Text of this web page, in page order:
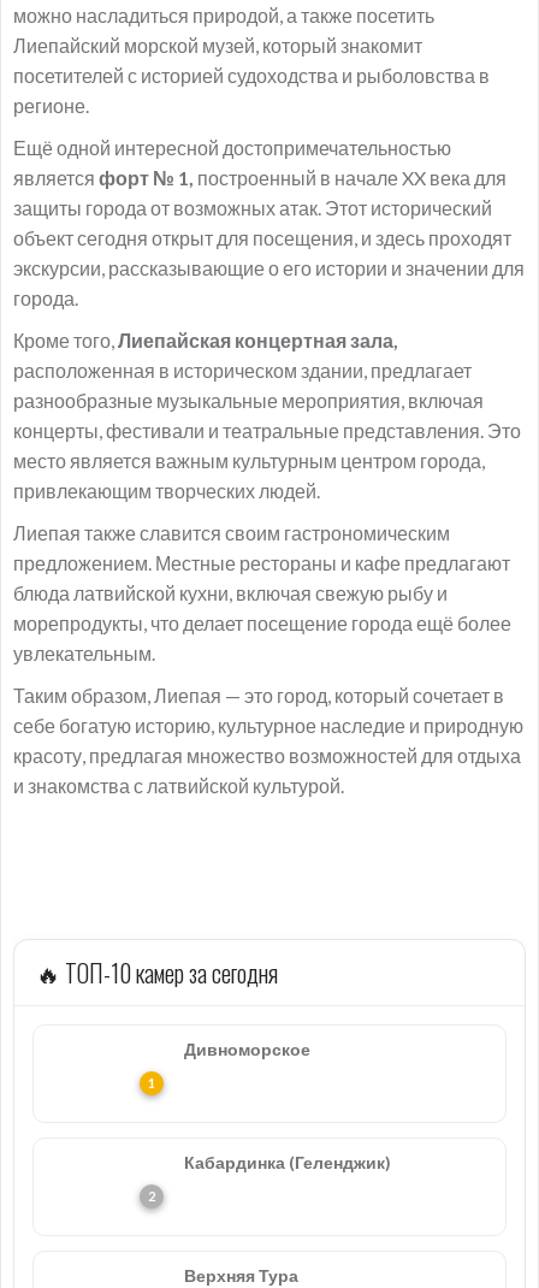
можно насладиться природой, а также посетить
Лиепайский морской музей, который знакомит
посетителей с историей судоходства и рыболовства в
регионе.
Ещё одной интересной достопримечательностью
является форт № 1, построенный в начале XX века для
защиты города от возможных атак. Этот исторический
объект сегодня открыт для посещения, и здесь проходят
экскурсии, рассказывающие о его истории и значении для
города.
Кроме того, Лиепайская концертная зала,
расположенная в историческом здании, предлагает
разнообразные музыкальные мероприятия, включая
концерты, фестивали и театральные представления. Это
место является важным культурным центром города,
привлекающим творческих людей.
Лиепая также славится своим гастрономическим
предложением. Местные рестораны и кафе предлагают
блюда латвийской кухни, включая свежую рыбу и
морепродукты, что делает посещение города ещё более
увлекательным.
Таким образом, Лиепая — это город, который сочетает в
себе богатую историю, культурное наследие и природную
красоту, предлагая множество возможностей для отдыха
и знакомства с латвийской культурой.
🔥 ТОП-10 камер за сегодня
Дивноморское
Кабардинка (Геленджик)
Верхняя Тура